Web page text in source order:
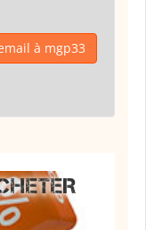
à mgp33